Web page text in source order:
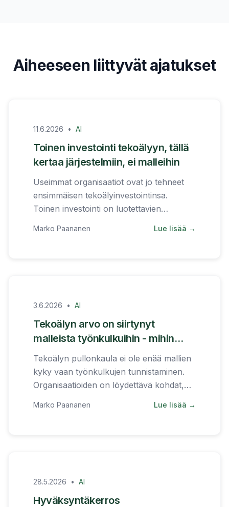
Aiheeseen liittyvät ajatukset
11.6.2026 • AI
Toinen investointi tekoälyyn, tällä
kertaa järjestelmiin, ei malleihin
Useimmat organisaatiot ovat jo tehneet
ensimmäisen tekoälyinvestointinsa.
Toinen investointi on luotettavien
Marko Paananen Lue lisää →
3.6.2026 • AI
Tekoälyn arvo on siirtynyt
malleista työnkulkuihin - mihin
organisaatioiden kannattaa
keskittyä
Tekoälyn pullonkaula ei ole enää mallien
kyky vaan työnkulkujen tunnistaminen.
Organisaatioiden on löydettävä kohdat,
Marko Paananen Lue lisää →
28.5.2026 • AI
Hyväksyntäkerros